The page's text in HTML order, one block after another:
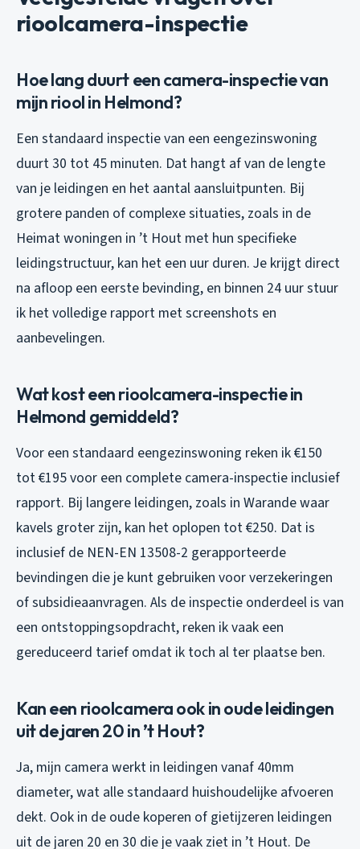
rioolcamera-inspectie
Hoe lang duurt een camera-inspectie van
mijn riool in Helmond?
Een standaard inspectie van een eengezinswoning
duurt 30 tot 45 minuten. Dat hangt af van de lengte
van je leidingen en het aantal aansluitpunten. Bij
grotere panden of complexe situaties, zoals in de
Heimat woningen in ’t Hout met hun specifieke
leidingstructuur, kan het een uur duren. Je krijgt direct
na afloop een eerste bevinding, en binnen 24 uur stuur
ik het volledige rapport met screenshots en
aanbevelingen.
Wat kost een rioolcamera-inspectie in
Helmond gemiddeld?
Voor een standaard eengezinswoning reken ik €150
tot €195 voor een complete camera-inspectie inclusief
rapport. Bij langere leidingen, zoals in Warande waar
kavels groter zijn, kan het oplopen tot €250. Dat is
inclusief de NEN-EN 13508-2 gerapporteerde
bevindingen die je kunt gebruiken voor verzekeringen
of subsidieaanvragen. Als de inspectie onderdeel is van
een ontstoppingsopdracht, reken ik vaak een
gereduceerd tarief omdat ik toch al ter plaatse ben.
Kan een rioolcamera ook in oude leidingen
uit de jaren 20 in ’t Hout?
Ja, mijn camera werkt in leidingen vanaf 40mm
diameter, wat alle standaard huishoudelijke afvoeren
dekt. Ook in de oude koperen of gietijzeren leidingen
uit de jaren 20 en 30 die je vaak ziet in ’t Hout. De